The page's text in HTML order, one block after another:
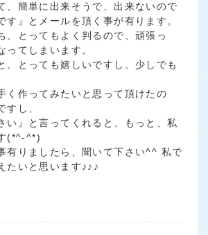
、簡単に出来そうで、出来ないので
す』とメールを頂く事が有ります。
、とってもよく判るので、頑張っ
ってしまいます。
、とっても嬉しいですし、少しでも
く作ってみたいと思って頂けたの
すし、
い』と言ってくれると、もっと、私
(*^-^*)
有りましたら、聞いて下さい^^ 私で
たいと思います♪♪♪